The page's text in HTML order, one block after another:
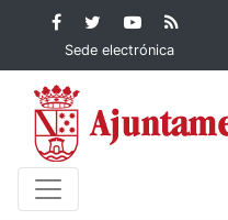
Contenido principalFacebook
Ayuntamiento de
Dénia
Ayuntamiento
de Dénia
de
Sede electrónica